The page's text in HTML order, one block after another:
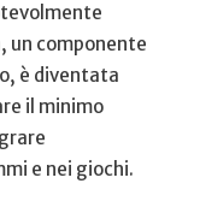
un componente
è ⁤diventata
il minimo
e ‌nei giochi.